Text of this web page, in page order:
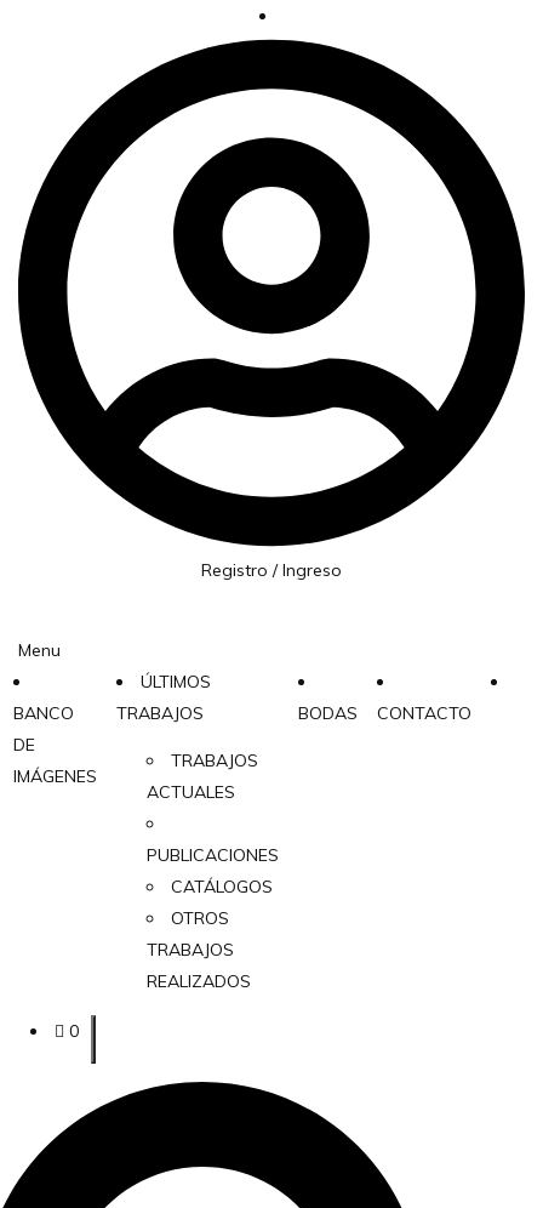
Registro / Ingreso
Menu
BANCO
DE
IMÁGENES
ÚLTIMOS
TRABAJOS
TRABAJOS
ACTUALES
PUBLICACIONES
CATÁLOGOS
OTROS
TRABAJOS
REALIZADOS
BODAS CONTACTO
0